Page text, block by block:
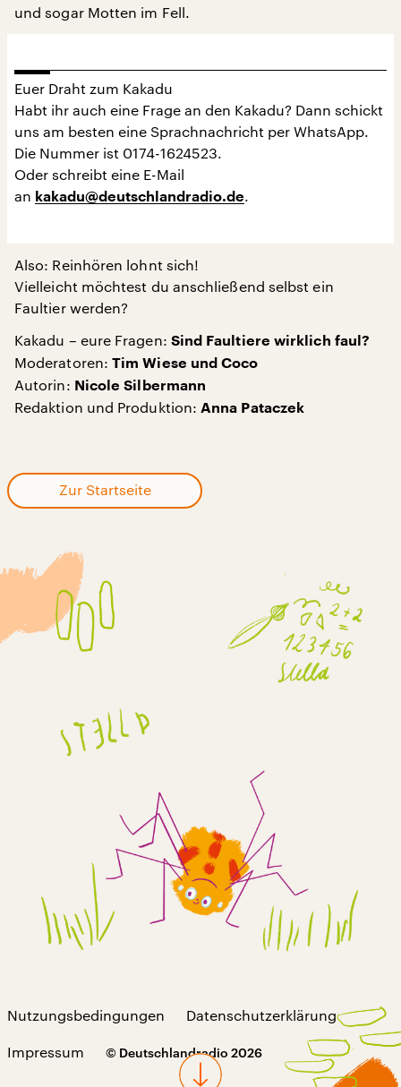
und sogar Motten im Fell.
Euer Draht zum Kakadu
Habt ihr auch eine Frage an den Kakadu? Dann schickt
uns am besten eine Sprachnachricht per WhatsApp.
Die Nummer ist 0174-1624523.
Oder schreibt eine E-Mail
an kakadu@deutschlandradio.de
Also: Reinhören lohnt sich!
Vielleicht möchtest du anschließend selbst ein
Faultier werden?
Kakadu – eure Fragen: Sind Faultiere wirklich faul?
Moderatoren:Tim Wiese und Coco
Autorin: Nicole Silbermann
Redaktion und Produktion: Anna Pataczek
Zur Startseite
Nutzungsbedingungen Datenschutzerklärung
Impressum © Deutschlandradio 2026